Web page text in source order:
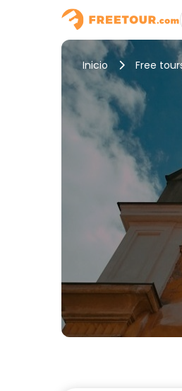
Inicio Free